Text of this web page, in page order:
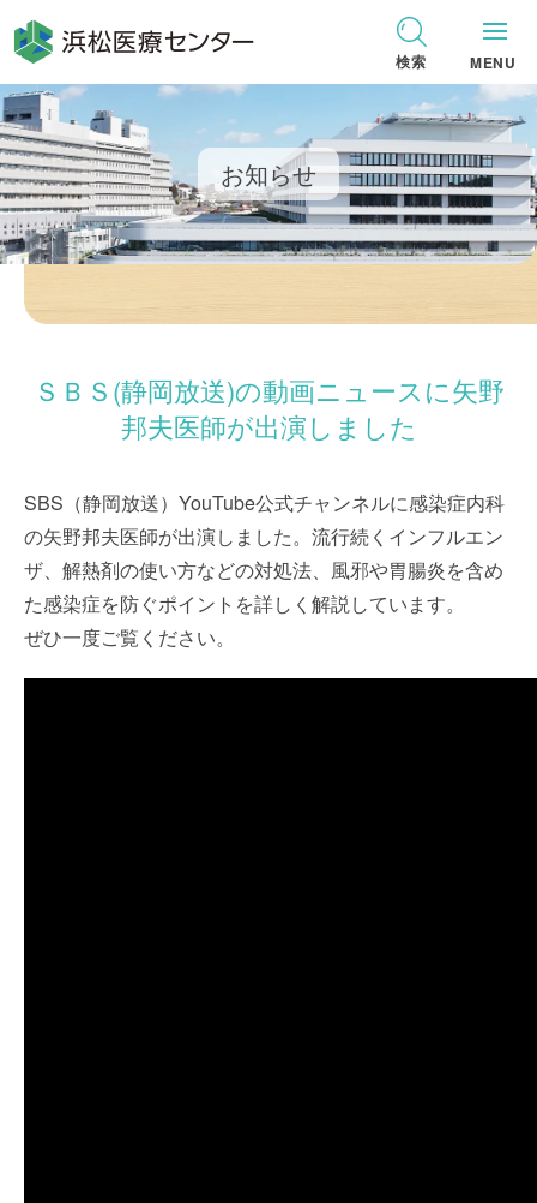
ロ
ー
バ
ル
ナ
ビ
ゲ
文
へ
ー
カ
ル
ナ
ビ
ゲ
ー
ッ
タ
ー
へ
検索 MENU
お知らせ
ＳＢＳ(静岡放送)の動画ニュースに矢野
邦夫医師が出演しました
SBS（静岡放送）YouTube公式チャンネルに感染症内科
の矢野邦夫医師が出演しました。流行続くインフルエン
ザ、解熱剤の使い方などの対処法、風邪や胃腸炎を含め
た感染症を防ぐポイントを詳しく解説しています。
ぜひ一度ご覧ください。